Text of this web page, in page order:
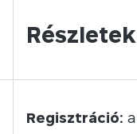
Részletek
Regisztráció: a